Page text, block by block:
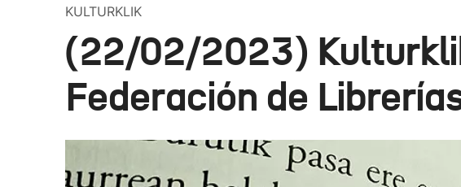
KULTURKLIK
(22/02/2023)
Federación de